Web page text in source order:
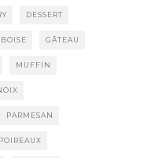
DESSERT
GÂTEAU
MUFFIN
PARMESAN
POIREAUX